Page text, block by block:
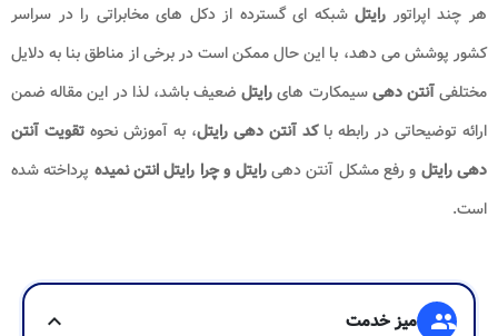
هر چند اپراتور رایتلشبکه ای گسترده از دکل های مخابراتی را در سراسر
کشور پوشش می دهد، با این حال ممکن است در برخی از مناطق بنا به دلایل
مختلفیآنتن دهیسیمکارت هایرایتل ضعیف باشد، لذا در این مقاله ضمن
ارائه توضیحاتی در رابطه با کد آنتن دهی رایتل، به آموزش نحوه تقویت آنتن
دهی رایتل و رفع مشکل آنتن دهیرایتل و چرا رایتل انتن نمیده​ پرداخته شده
است.
group میز خدمت
expand_more